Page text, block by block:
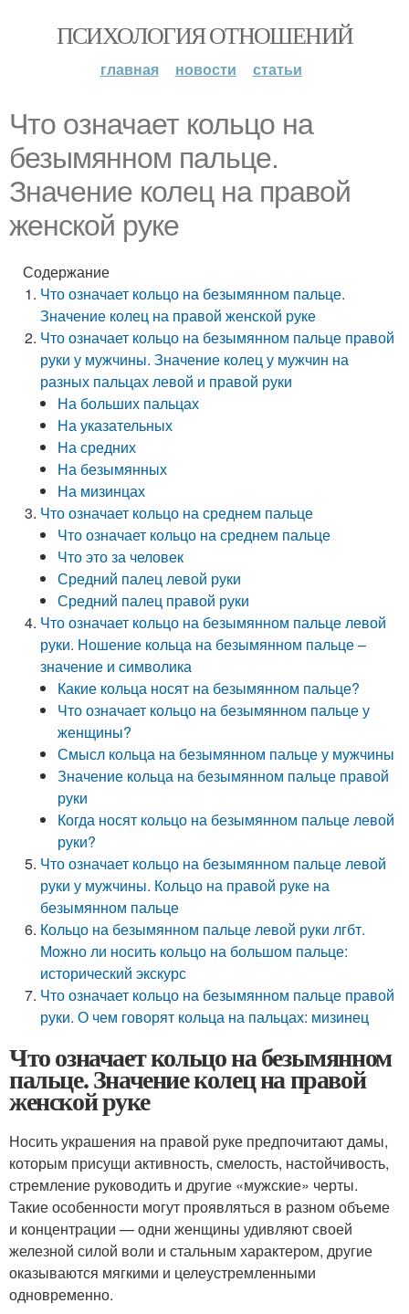
ПСИХОЛОГИЯ ОТНОШЕНИЙ
главная новости статьи
Что означает кольцо на
безымянном пальце.
Значение колец на правой
женской руке
Содержание
Что означает кольцо на безымянном пальце.
Значение колец на правой женской руке
Что означает кольцо на безымянном пальце правой
руки у мужчины. Значение колец у мужчин на
разных пальцах левой и правой руки
На больших пальцах
На указательных
На средних
На безымянных
На мизинцах
Что означает кольцо на среднем пальце
Что означает кольцо на среднем пальце
Что это за человек
Средний палец левой руки
Средний палец правой руки
Что означает кольцо на безымянном пальце левой
руки. Ношение кольца на безымянном пальце –
значение и символика
Какие кольца носят на безымянном пальце?
Что означает кольцо на безымянном пальце у
женщины?
Смысл кольца на безымянном пальце у мужчины
Значение кольца на безымянном пальце правой
руки
Когда носят кольцо на безымянном пальце левой
руки?
Что означает кольцо на безымянном пальце левой
руки у мужчины. Кольцо на правой руке на
безымянном пальце
Кольцо на безымянном пальце левой руки лгбт.
Можно ли носить кольцо на большом пальце:
исторический экскурс
Что означает кольцо на безымянном пальце правой
руки. О чем говорят кольца на пальцах: мизинец
Что означает кольцо на безымянном
пальце. Значение колец на правой
женской руке
Носить украшения на правой руке предпочитают дамы,
которым присущи активность, смелость, настойчивость,
стремление руководить и другие «мужские» черты.
Такие особенности могут проявляться в разном объеме
и концентрации — одни женщины удивляют своей
железной силой воли и стальным характером, другие
оказываются мягкими и целеустремленными
одновременно.